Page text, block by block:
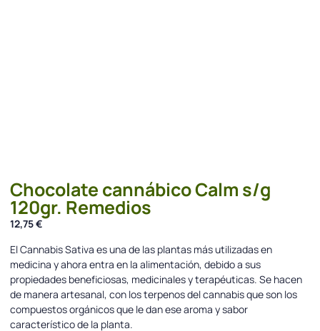
Chocolate cannábico Calm s/g
120gr. Remedios
12,75€
El Cannabis Sativa es una de las plantas más utilizadas en
medicina y ahora entra en la alimentación, debido a sus
propiedades beneficiosas, medicinales y terapéuticas. Se hacen
de manera artesanal, con los terpenos del cannabis que son los
compuestos orgánicos que le dan ese aroma y sabor
característico de la planta.